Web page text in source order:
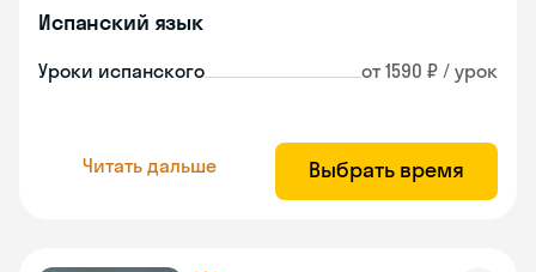
Испанский язык
Уроки испанского от 1590 ₽ / урок
Читать дальше Выбрать время